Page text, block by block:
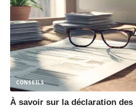
CONSEILS
À savoir sur la déclaration